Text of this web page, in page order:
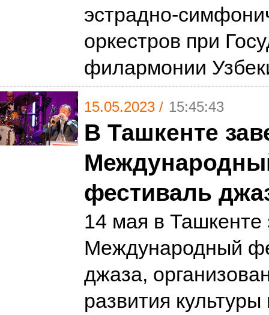
эстрадно-
оркестров при
филармонии
15.05.2023 / 15:45:43
В Ташкенте
фестиваль
14 мая в
Международный
джаза,
развития культуры